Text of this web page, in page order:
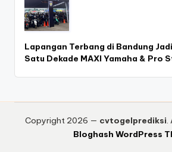
Lapangan Terbang di Bandung
Satu Dekade MAXI Yamaha & Pro
Copyright 2026 — cvtogelprediksi.
Bloghash WordPress